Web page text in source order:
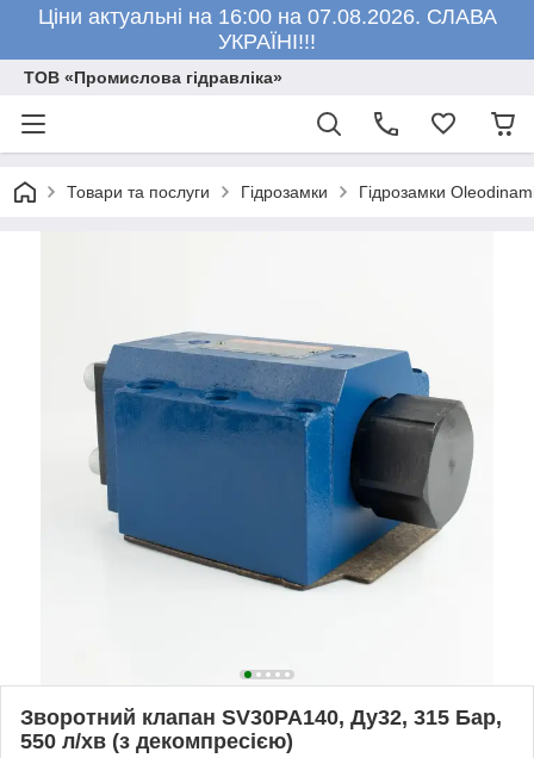
Ціни актуальні на 16:00 на 07.08.2026. СЛАВА
УКРАЇНІ!!!
ТОВ «Промислова гідравліка»
Товари та послуги Гідрозамки Гідрозамки
Зворотний клапан SV30PA140, Ду32, 315 Бар,
550 л/хв (з декомпресією)